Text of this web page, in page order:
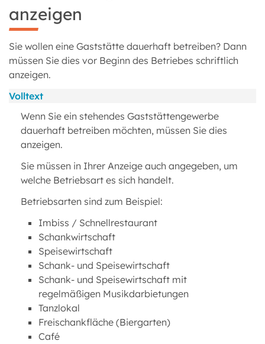
anzeigen
Sie wollen eine Gaststätte dauerhaft betreiben? Dann
müssen Sie dies vor Beginn des Betriebes schriftlich
anzeigen.
Volltext
Wenn Sie ein stehendes Gaststättengewerbe
dauerhaft betreiben möchten, müssen Sie dies
anzeigen.
Sie müssen in Ihrer Anzeige auch angegeben, um
welche Betriebsart es sich handelt.
Betriebsarten sind zum Beispiel:
Imbiss / Schnellrestaurant
Schankwirtschaft
Speisewirtschaft
Schank- und Speisewirtschaft
Schank- und Speisewirtschaft mit
regelmäßigen Musikdarbietungen
Tanzlokal
Freischankfläche (Biergarten)
Café